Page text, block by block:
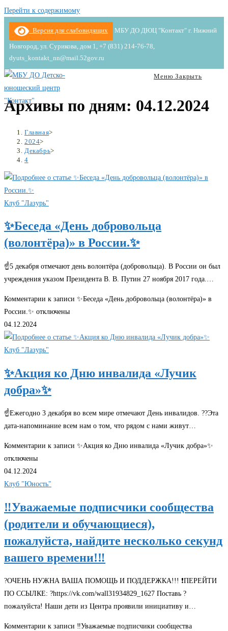
Перейти к содержимому
Версия для слабовидящих МБУ ДО ДЮЦ "Контакт" г. Нижний
Новгород, ул. Сурикова, дом 1, +7 (831) 214-76-78,
dyuts_kontakt_nn@mail.52gov.ru
Меню Закрыть
Архивы по дням: 04.12.2024
Главная>
2024>
Декабрь>
4
Клуб "Лазурь"
✨Беседа «День добровольца
(волонтёра)» в России.✨
☝️5 декабря отмечают день волонтёра (добровольца). В России он был
учреждения указом Президента В. В. Путин 27 ноября 2017 года.…
Комментарии к записи ✨Беседа «День добровольца (волонтёра)» в
России.✨ отключены
04.12.2024
Клуб "Лазурь"
✨Акция ко Дню инвалида «Лучик
добра»✨
☝️Ежегодно 3 декабря во всем мире отмечают День инвалидов. ?‍?Эта
дата-напоминание всем нам о том, что рядом с нами живут…
Комментарии к записи ✨Акция ко Дню инвалида «Лучик добра»✨
отключены
04.12.2024
Клуб "Юность"
‼Уважаемые подписчики сообщества
(родители и обучающиеся),
пожалуйста, найдите несколько секунд
вашего времени!‼
?ОЧЕНЬ НУЖНА ВАША ПОМОЩЬ И ПОДДЕРЖКА!!! ❗ПЕРЕЙТИ
ПО ССЫЛКЕ: ?https://vk.com/wall31934829_1627 Поставь ?
пожалуйста! Наши дети из Центра проявили инициативу и…
Комментарии к записи ‼Уважаемые подписчики сообщества